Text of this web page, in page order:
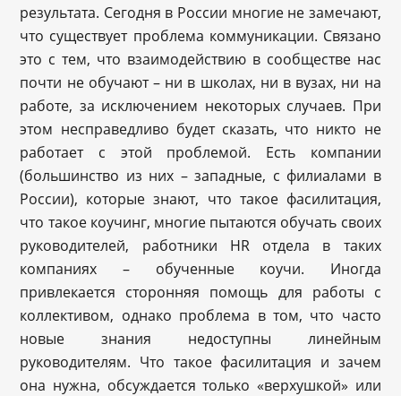
результата. Сегодня в России многие не замечают,
что существует проблема коммуникации. Связано
это с тем, что взаимодействию в сообществе нас
почти не обучают – ни в школах, ни в вузах, ни на
работе, за исключением некоторых случаев. При
этом несправедливо будет сказать, что никто не
работает с этой проблемой. Есть компании
(большинство из них – западные, с филиалами в
России), которые знают, что такое фасилитация,
что такое коучинг, многие пытаются обучать своих
руководителей, работники HR отдела в таких
компаниях – обученные коучи. Иногда
привлекается сторонняя помощь для работы с
коллективом, однако проблема в том, что часто
новые знания недоступны линейным
руководителям. Что такое фасилитация и зачем
она нужна, обсуждается только «верхушкой» или